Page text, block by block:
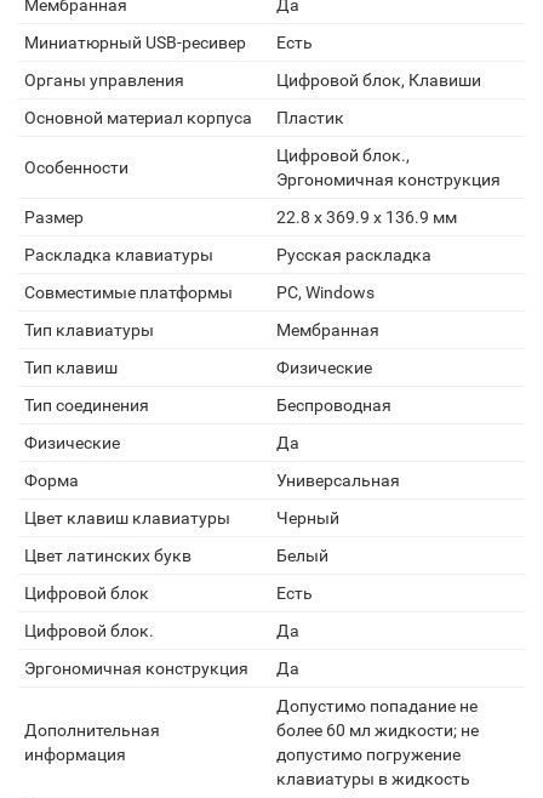
Мембранная
Да
Миниатюрный USB-ресивер
Есть
Органы управления
Цифровой блок, Клавиши
Основной материал корпуса
Пластик
Особенности
Цифровой блок.,
Эргономичная конструкция
Размер
22.8 x 369.9 x 136.9 мм
Раскладка клавиатуры
Русская раскладка
Совместимые платформы
PC, Windows
Тип клавиатуры
Мембранная
Тип клавиш
Физические
Тип соединения
Беспроводная
Физические
Да
Форма
Универсальная
Цвет клавиш клавиатуры
Черный
Цвет латинских букв
Белый
Цифровой блок
Есть
Цифровой блок.
Да
Эргономичная конструкция
Да
Дополнительная
информация
Допустимо попадание не
более 60 мл жидкости; не
допустимо погружение
клавиатуры в жидкость